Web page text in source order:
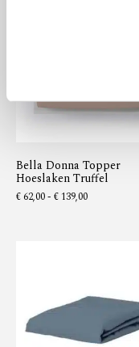
Bella Donna Topper
Hoeslaken Truffel
€ 62,00- €139,00